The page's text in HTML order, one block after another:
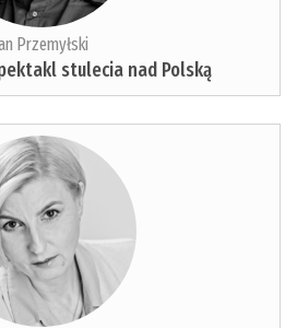
Przemyłski
stulecia nad Polską